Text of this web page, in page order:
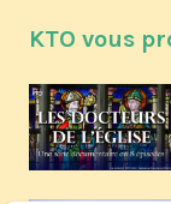
KTO vous